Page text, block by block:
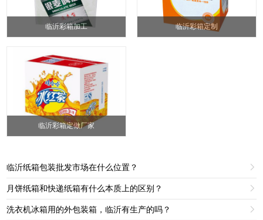
临沂彩箱加工 临沂彩箱定制
临沂彩箱定做厂家
临沂纸箱包装批发市场在什么位置？ 
月饼纸箱和快递纸箱有什么本质上的区别？ 
洗衣机冰箱用的外包装箱，临沂有生产的吗？ 